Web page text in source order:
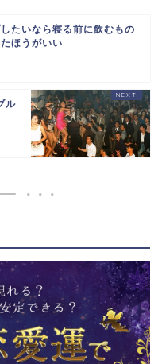
たいなら寝る前に飲むもの
ほうがいい
ル